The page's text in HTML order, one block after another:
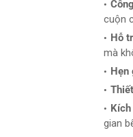
cuộn
Hỗ
mà
Hẹn
gian